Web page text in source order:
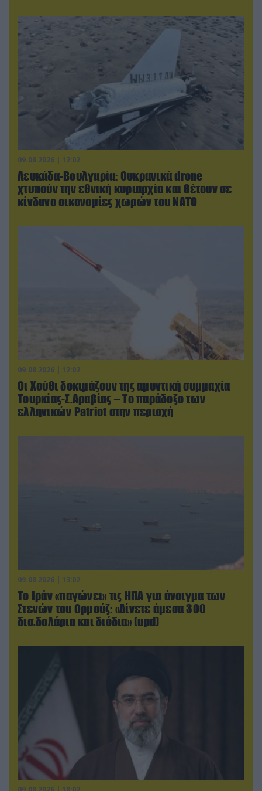
09.08.2026 | 12:02
Λευκάδα-Βουλγαρία: Ουκρανικά drone
χτυπούν την εθνική κυριαρχία και θέτουν σε
κίνδυνο οικονομίες χωρών του ΝΑΤΟ
09.08.2026 | 12:02
Οι Χούθι δοκιμάζουν της αμυντική συμμαχία
Τουρκίας-Σ.Αραβίας – Το παράδοξο των
ελληνικών Patriot στην περιοχή
09.08.2026 | 13:02
Το Ιράν «παγώνει» τις ΗΠΑ για άνοιγμα των
Στενών του Ορμούζ: «Δίνετε άμεσα 300
δισ.δολάρια και διόδια» (upd)